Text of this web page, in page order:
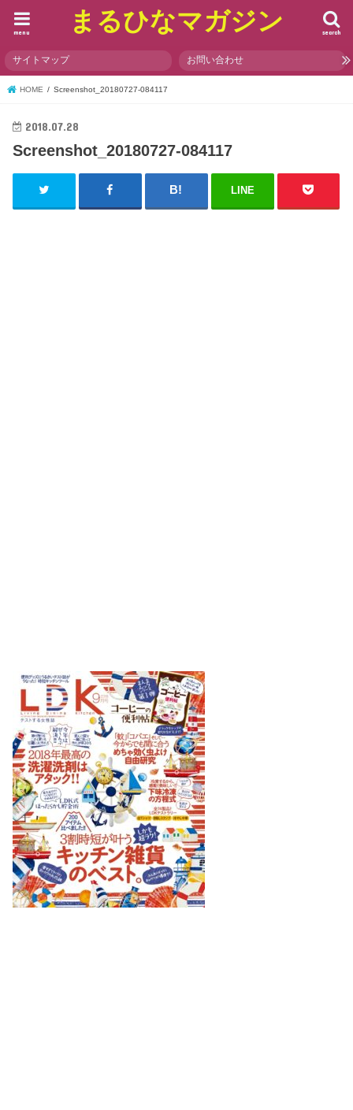
まるひなマガジン search
menu
サイトマップ お問い合わせ
HOME Screenshot_20180727-084117
2018.07.28
Screenshot_20180727-084117
LINE